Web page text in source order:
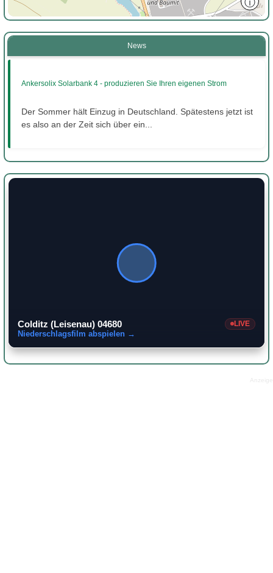
News
Ankersolix Solarbank 4 - produzieren Sie Ihren eigenen Strom
Der Sommer hält Einzug in Deutschland. Spätestens jetzt ist
es also an der Zeit sich über ein...
Colditz (Leisenau) 04680 LIVE
Niederschlagsfilm abspielen →